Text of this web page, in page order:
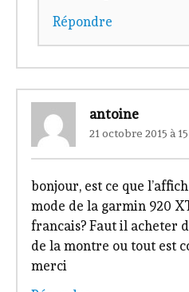
Répondre
antoine
21 octobre 2015 à
bonjour, est ce que
mode de la garmin 920
francais? Faut il acheter
de la montre ou tout est
merci